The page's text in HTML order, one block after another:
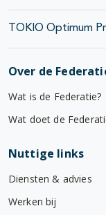
TOKIO Optimum
Over de
Wat is de Federatie?
Wat doet de
Nuttige links
Diensten & advies
Werken bij